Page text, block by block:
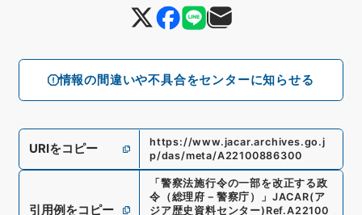
情報の間違いや不具合をセンターに知らせる
URIをコピー
https://www.jacar.archives.go.j
p/das/meta/A22100886300
引用例をコピー
「警察法施行令の一部を改正する政
令（総理府－警察庁）
」 JACAR(ア
ジア歴史資料センター) Ref.A22100